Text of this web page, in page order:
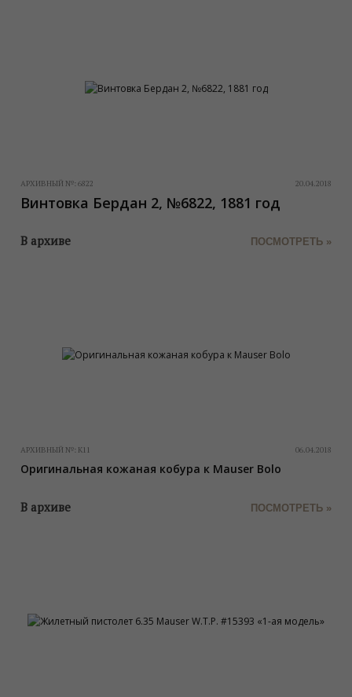
АРХИВНЫЙ №: 6822 20.04.2018
Винтовка Бердан 2, №6822, 1881 год
В архиве ПОСМОТРЕТЬ »
АРХИВНЫЙ №: К11 06.04.2018
Оригинальная кожаная кобура к Mauser Bolo
В архиве ПОСМОТРЕТЬ »